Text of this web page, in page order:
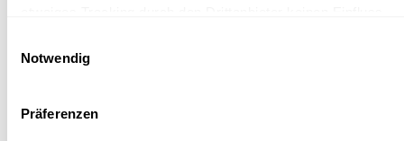
Einwilligung mit Wirkung für die Zukunft widerrufen. Mehr
Notwendig
Präferenzen